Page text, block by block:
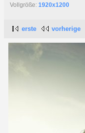
Vollgröße: 1920x1200
erste vorherige